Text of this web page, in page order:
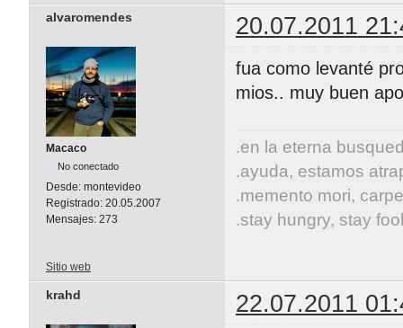
alvaromendes 20.07.2011
Macaco
No conectado
Desde: montevideo
Registrado: 20.05.2007
Mensajes: 273
fua como levanté
mios.. muy buen
.en la eterna
.ayuda, estamos
.memento mori,
.stay hungry, stay
Sitio web
krahd 22.07.2011